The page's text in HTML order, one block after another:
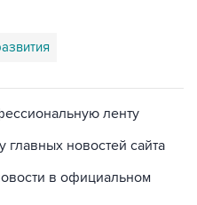
ленту
главных новостей сайта
в официальном